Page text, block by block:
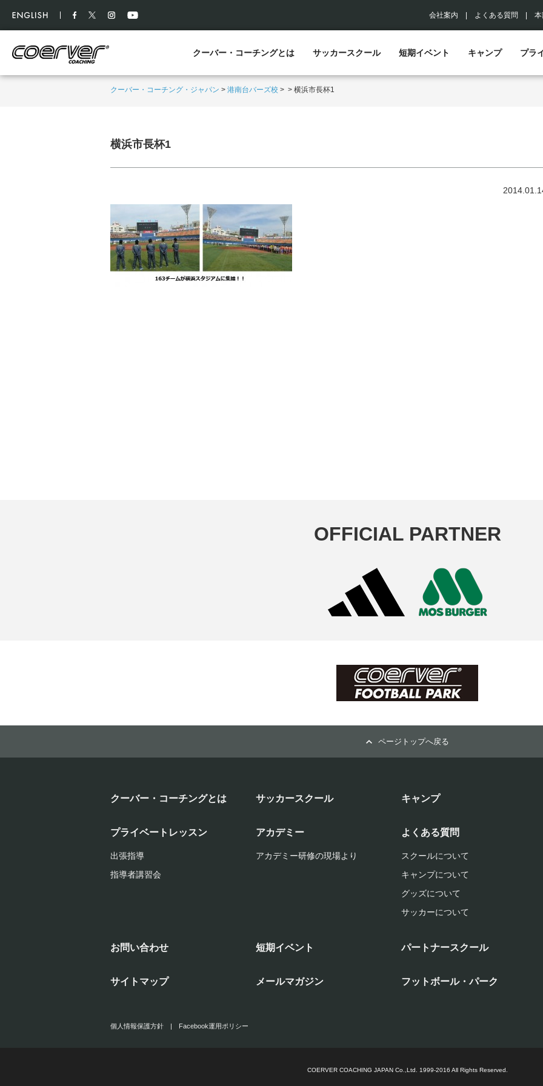
会社案内 よくある質問
クーバー・コーチングとは サッカースクール 短期イベント キャンプ プラ
クーバー・コーチング・ジャパン > 港南台バーズ校 > > 横浜市長杯1
横浜市長杯1
OFFICIAL PARTNER
ページトップへ戻る
クーバー・コーチングとは サッカースクール キャンプ
プライベートレッスン
出張指導
指導者講習会
アカデミー
アカデミー研修の現場より
よくある質問
スクールについて
キャンプについて
グッズについて
サッカーについて
お問い合わせ 短期イベント パートナースクール
サイトマップ メールマガジン フットボール・パーク
個人情報保護方針 | Facebook運用ポリシー
COERVER COACHING JAPAN Co.,Ltd. 1999-2016 All Rights Reserved.